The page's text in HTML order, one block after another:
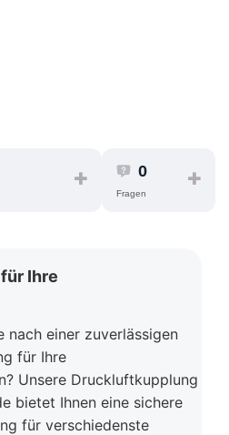
0
Fragen
Ihre
nach einer zuverlässigen
für Ihre
Unsere Druckluftkupplung
bietet Ihnen eine sichere
für verschiedenste